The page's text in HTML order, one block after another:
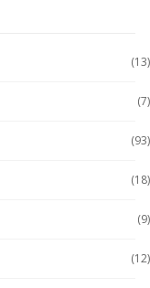
(13)
(7)
(93)
(18)
(9)
(12)